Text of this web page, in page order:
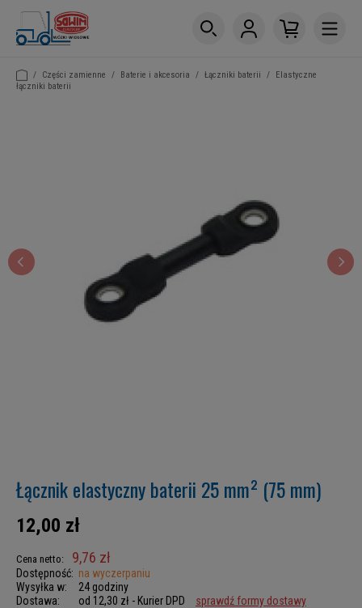
/ Części zamienne / Baterie i akcesoria / Łączniki baterii /
Elastyczne
łączniki baterii
Łącznik elastyczny baterii 25 mm² (75 mm)
12,00 zł
Cena netto: 9,76 zł
Dostępność: na wyczerpaniu
Wysyłka w:
24 godziny
Dostawa:
od 12,30 zł - Kurier DPD sprawdź formy dostawy